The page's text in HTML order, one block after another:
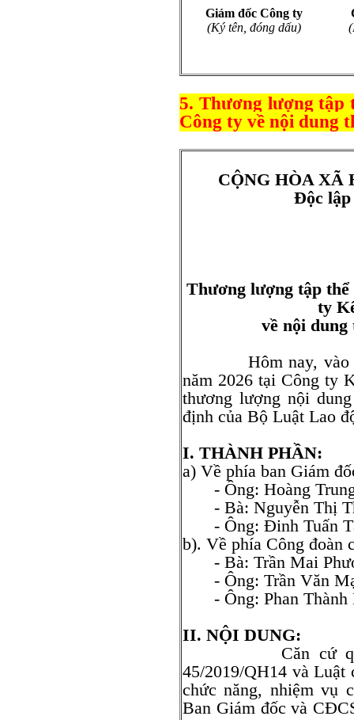
Giám đốc Công ty
(Ký tên, đóng dấu)
5. Thương lượng tập
Công ty về nội dung
CỘNG HÒA
Độc
Thương lượng tập
ty
về nội dung
Hôm nay, vào lúc
năm 2026 tại Công ty
thương lượng nội
định của Bộ Luật Lao
I. THÀNH PHẦN:
a) Về phía ban Giám
- Ông: Hoàng
- Bà: Nguyễn Thị
- Ông: Đinh Tuấn
b). Về phía Công đoàn
- Bà: Trần Mai
- Ông: Trần Văn
- Ông: Phan
II. NỘI DUNG:
Căn cứ quy
45/2019/QH14 và Luật
chức năng, nhiệm vụ
Ban Giám đốc và